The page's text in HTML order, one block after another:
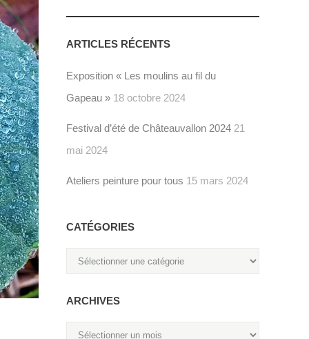
ARTICLES RÉCENTS
Exposition « Les moulins au fil du
Gapeau » 18 octobre 2024
Festival d’été de Châteauvallon 2024 21
mai 2024
Ateliers peinture pour tous 15 mars 2024
CATÉGORIES
ARCHIVES